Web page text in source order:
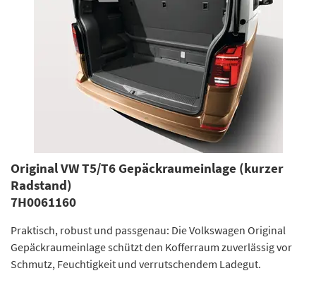
Original VW T5/T6 Gepäckraumeinlage (kurzer
Radstand)
7H0061160
Praktisch, robust und passgenau: Die Volkswagen Original
Gepäckraumeinlage schützt den Kofferraum zuverlässig vor
Schmutz, Feuchtigkeit und verrutschendem Ladegut.